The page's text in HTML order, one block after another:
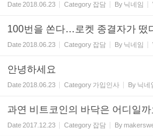
Date2018.06.23 Category 잡담 By 닉네임
100번을 쏜다…로켓 종결자가 떴
Date2018.06.23 Category 잡담 By 닉네임
안녕하세요
Date2018.06.23 Category 가입인사 By 닉네
과연 비트코인의 바닥은 어디일
Date2017.12.23 Category 잡담 By